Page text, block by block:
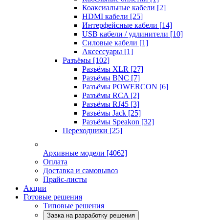
Коаксиальные кабели [2]
HDMI кабели [25]
Интерфейсные кабели [14]
USB кабели / удлинители [10]
Силовые кабели [1]
Аксессуары [1]
Разъёмы [102]
Разъёмы XLR [27]
Разъёмы BNC [7]
Разъёмы POWERCON [6]
Разъёмы RCA [2]
Разъёмы RJ45 [3]
Разъёмы Jack [25]
Разъёмы Speakon [32]
Переходники [25]
Архивные модели [4062]
Оплата
Доставка и самовывоз
Прайс-листы
Акции
Готовые решения
Типовые решения
Завка на разработку решения